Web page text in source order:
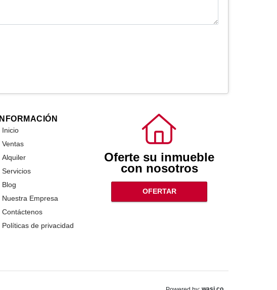
INFORMACIÓN
Inicio
Ventas
Alquiler
Servicios
Blog
Nuestra Empresa
Contáctenos
Políticas de privacidad
Oferte su inmueble
con nosotros
OFERTAR